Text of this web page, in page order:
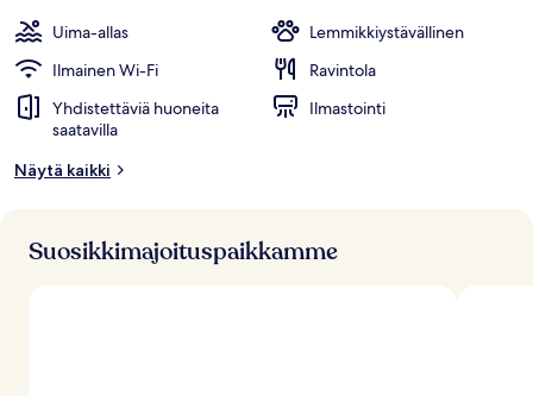
Majoituspaikan julkisivu
Uima-allas
Lemmikkiystävällinen
Ilmainen Wi-Fi
Ravintola
Yhdistettäviä huoneita
saatavilla
Ilmastointi
Näytä kaikki
Suosikkimajoituspaikkamme